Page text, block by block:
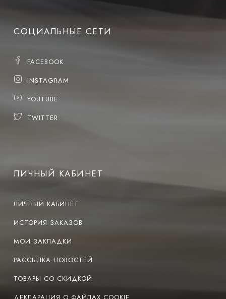
СОЦИАЛЬНЫЕ СЕТИ
FACEBOOK
INSTAGRAM
YOUTUBE
TWITTER
ЛИЧНЫЙ КАБИНЕТ
ЛИЧНЫЙ КАБИНЕТ
ИСТОРИЯ ЗАКАЗОВ
МОИ ЗАКЛАДКИ
РАССЫЛКА НОВОСТЕЙ
ТОВАРЫ СО СКИДКОЙ